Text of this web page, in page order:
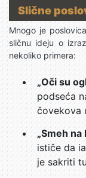
Slične
Mnogo je
sličnu ideju o
nekoliko primera:
„Oči su
podseća
čovekova
„Smeh na
ističe da
je sakriti